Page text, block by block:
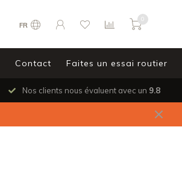
FR
0
Contact Faites un essai routier
Nos clients nous évaluent avec un 9.8